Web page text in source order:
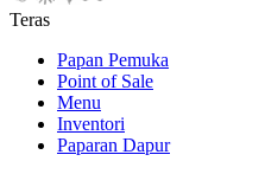
Teras
Papan Pemuka
Point of Sale
Menu
Inventori
Paparan Dapur